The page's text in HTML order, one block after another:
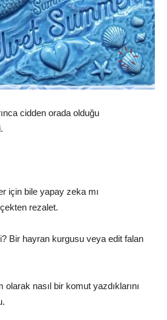
cidden orada olduğu
için bile yapay zeka mı
rezalet.
Bir hayran kurgusu veya edit falan
nasıl bir komut yazdıklarını